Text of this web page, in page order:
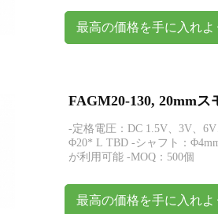
最高の価格を手に入れよ
FAGM20-130, 20mm
-定格電圧：DC 1.5V、3V、
Φ20* L TBD -シャフト：
が利用可能 -MOQ：500個
最高の価格を手に入れよ